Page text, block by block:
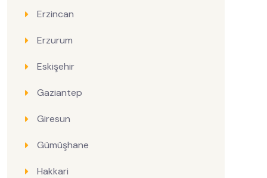
Erzincan
Erzurum
Eskişehir
Gaziantep
Giresun
Gümüşhane
Hakkari